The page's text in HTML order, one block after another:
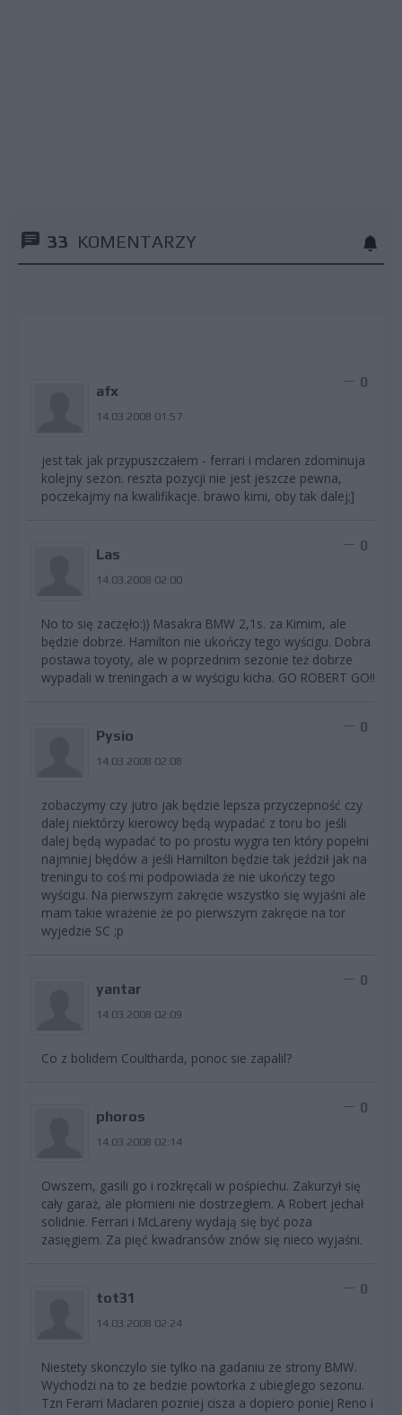
33 KOMENTARZY
afx
14.03.2008 01:57
0
jest tak jak przypuszczałem - ferrari i mclaren zdominuja
kolejny sezon. reszta pozycji nie jest jeszcze pewna,
poczekajmy na kwalifikacje. brawo kimi, oby tak dalej;]
Las
14.03.2008 02:00
0
No to się zaczęło:)) Masakra BMW 2,1s. za Kimim, ale
będzie dobrze. Hamilton nie ukończy tego wyścigu. Dobra
postawa toyoty, ale w poprzednim sezonie też dobrze
wypadali w treningach a w wyścigu kicha. GO ROBERT GO!!
Pysio
14.03.2008 02:08
0
zobaczymy czy jutro jak będzie lepsza przyczepność czy
dalej niektórzy kierowcy będą wypadać z toru bo jeśli
dalej będą wypadać to po prostu wygra ten który popełni
najmniej błędów a jeśli Hamilton będzie tak jeździł jak na
treningu to coś mi podpowiada że nie ukończy tego
wyścigu. Na pierwszym zakręcie wszystko się wyjaśni ale
mam takie wrażenie że po pierwszym zakręcie na tor
wyjedzie SC ;p
yantar
14.03.2008 02:09
0
Co z bolidem Coultharda, ponoc sie zapalil?
phoros
14.03.2008 02:14
0
Owszem, gasili go i rozkręcali w pośpiechu. Zakurzył się
cały garaż, ale płomieni nie dostrzegłem. A Robert jechał
solidnie. Ferrari i McLareny wydają się być poza
zasięgiem. Za pięć kwadransów znów się nieco wyjaśni.
tot31
14.03.2008 02:24
0
Niestety skonczylo sie tylko na gadaniu ze strony BMW.
Wychodzi na to ze bedzie powtorka z ubieglego sezonu.
Tzn Ferarri Maclaren pozniej cisza a dopiero poniej Reno i